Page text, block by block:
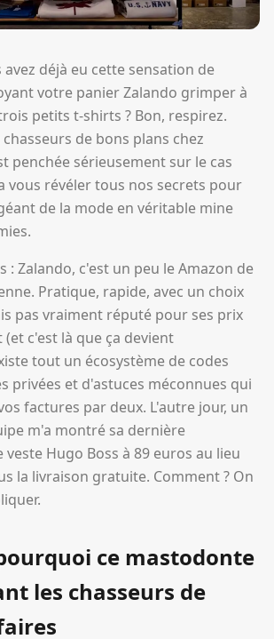
avez déjà eu cette sensation de
votre panier Zalando grimper à
petits t-shirts ? Bon, respirez.
de bons plans chez
penchée sérieusement sur le cas
vous révéler tous nos secrets pour
de la mode en véritable mine
: Zalando, c'est un peu le Amazon de
Pratique, rapide, avec un choix
pas vraiment réputé pour ses prix
(et c'est là que ça devient
tout un écosystème de codes
privées et d'astuces méconnues qui
factures par deux. L'autre jour, un
m'a montré sa dernière
veste Hugo Boss à 89 euros au lieu
la livraison gratuite. Comment ? On
ce mastodonte
les chasseurs de